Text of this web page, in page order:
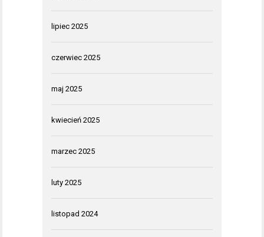
lipiec 2025
czerwiec 2025
maj 2025
kwiecień 2025
marzec 2025
luty 2025
listopad 2024